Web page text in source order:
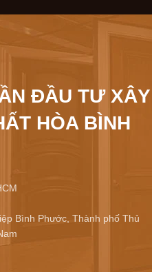
ĐẦU TƯ XÂY
HÒA BÌNH
Bình Phước, Thành phố Thủ